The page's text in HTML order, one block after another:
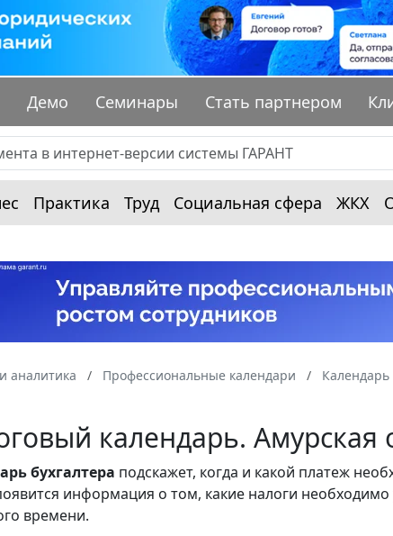
Демо Семинары Стать партнером
Практика Труд Социальная сфера ЖКХ
аналитика Профессиональные календари Календарь
календарь. Амурская
бухгалтера подскажет, когда и какой платеж
информация о том, какие налоги
времени.